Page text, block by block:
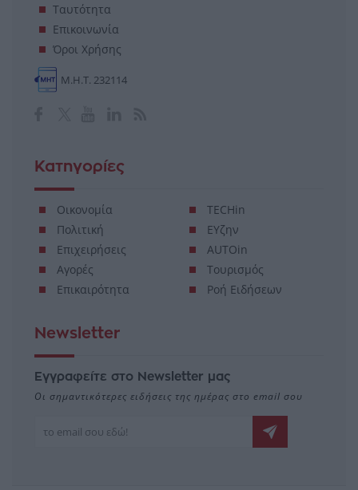
Ταυτότητα
Επικοινωνία
Όροι Χρήσης
Μ.Η.Τ. 232114
Κατηγορίες
Οικονομία
Πολιτική
Επιχειρήσεις
Αγορές
Επικαιρότητα
TECHin
ΕΥζην
AUTOin
Τουρισμός
Ροή Ειδήσεων
Newsletter
Εγγραφείτε στο Newsletter μας
Οι σημαντικότερες ειδήσεις της ημέρας στο email σου